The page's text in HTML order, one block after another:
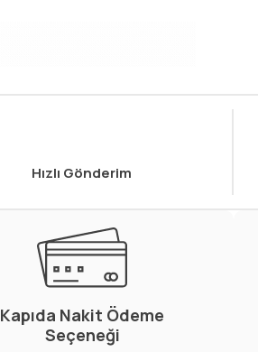
Hızlı Gönderim
Kapıda Nakit Ödeme
Seçeneği